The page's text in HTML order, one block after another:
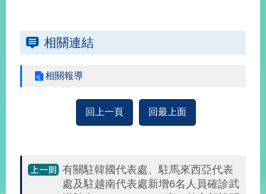
交
國
相關連結
相關報導
回上一頁 回最上面
有關駐韓國代表處、駐馬來西亞代表
處及駐越南代表處新增6名人員確診武